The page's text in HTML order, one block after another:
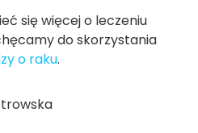
się więcej o leczeniu
do skorzystania
o raku.